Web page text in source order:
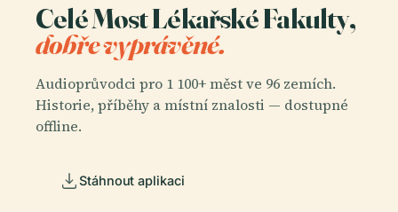
Celé Most Lékařské Fakulty,
dobře vyprávěné.
Audioprůvodci pro 1 100+ měst ve 96 zemích.
Historie, příběhy a místní znalosti — dostupné
offline.
Stáhnout aplikaci